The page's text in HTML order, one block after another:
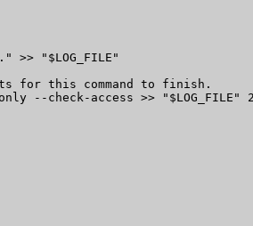
>> "$LOG_FILE"
for this command to finish.
--check-access >> "$LOG_FILE"